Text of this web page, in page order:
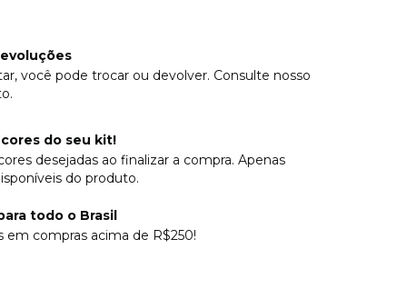
você pode trocar ou devolver. Consulte nosso
do seu kit!
desejadas ao finalizar a compra. Apenas
do produto.
todo o Brasil
em compras acima de R$250!